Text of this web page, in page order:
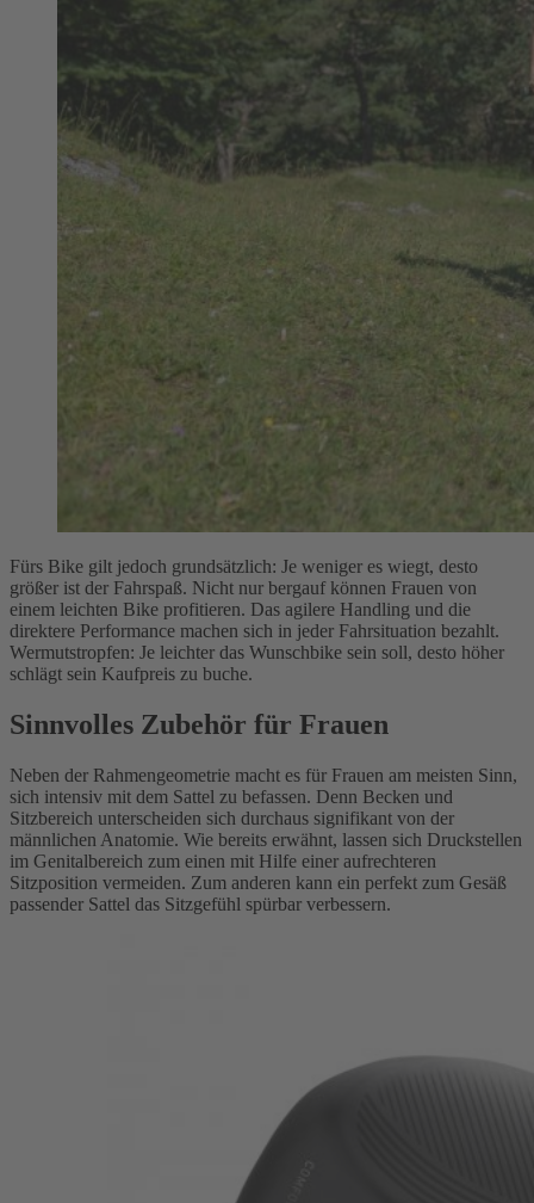
Fürs Bike gilt jedoch grundsätzlich: Je weniger es wiegt, desto
größer ist der Fahrspaß. Nicht nur bergauf können Frauen von
einem leichten Bike profitieren. Das agilere Handling und die
direktere Performance machen sich in jeder Fahrsituation bezahlt.
Wermutstropfen: Je leichter das Wunschbike sein soll, desto höher
schlägt sein Kaufpreis zu buche.
Sinnvolles Zubehör für Frauen
Neben der Rahmengeometrie macht es für Frauen am meisten Sinn,
sich intensiv mit dem Sattel zu befassen. Denn Becken und
Sitzbereich unterscheiden sich durchaus signifikant von der
männlichen Anatomie. Wie bereits erwähnt, lassen sich Druckstellen
im Genitalbereich zum einen mit Hilfe einer aufrechteren
Sitzposition vermeiden. Zum anderen kann ein perfekt zum Gesäß
passender Sattel das Sitzgefühl spürbar verbessern.